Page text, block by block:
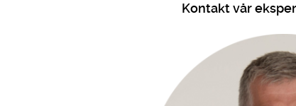
Kontakt vår